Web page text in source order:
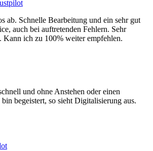
ab. Schnelle Bearbeitung und ein sehr gut
auch bei auftretenden Fehlern. Sehr
Kann ich zu 100% weiter empfehlen.
und ohne Anstehen oder einen
begeistert, so sieht Digitalisierung aus.